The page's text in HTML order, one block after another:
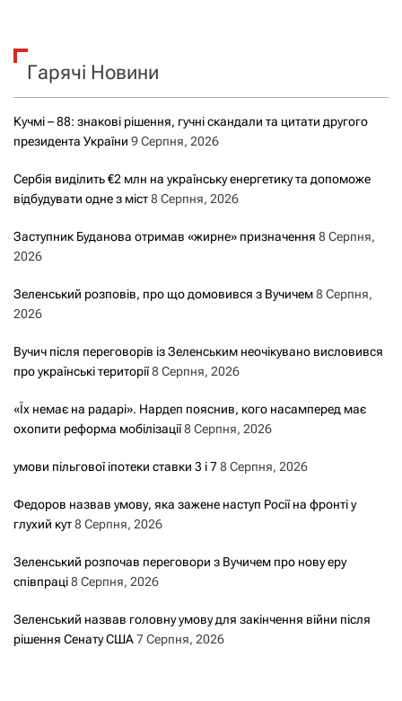
к
Гарячі Новини
Кучмі – 88: знакові рішення, гучні скандали та цитати другого
президента України 9 Серпня, 2026
Сербія виділить €2 млн на українську енергетику та допоможе
відбудувати одне з міст8 Серпня, 2026
Заступник Буданова отримав «жирне» призначення 8 Серпня,
2026
Зеленський розповів, про що домовився з Вучичем8 Серпня,
2026
Вучич після переговорів із Зеленським неочікувано висловився
про українські території8 Серпня, 2026
«Їх немає на радарі». Нардеп пояснив, кого насамперед має
охопити реформа мобілізації8 Серпня, 2026
умови пільгової іпотеки ставки 3 і 78 Серпня, 2026
Федоров назвав умову, яка зажене наступ Росії на фронті у
глухий кут8 Серпня, 2026
Зеленський розпочав переговори з Вучичем про нову еру
співпраці8 Серпня, 2026
Зеленський назвав головну умову для закінчення війни після
рішення Сенату США7 Серпня, 2026